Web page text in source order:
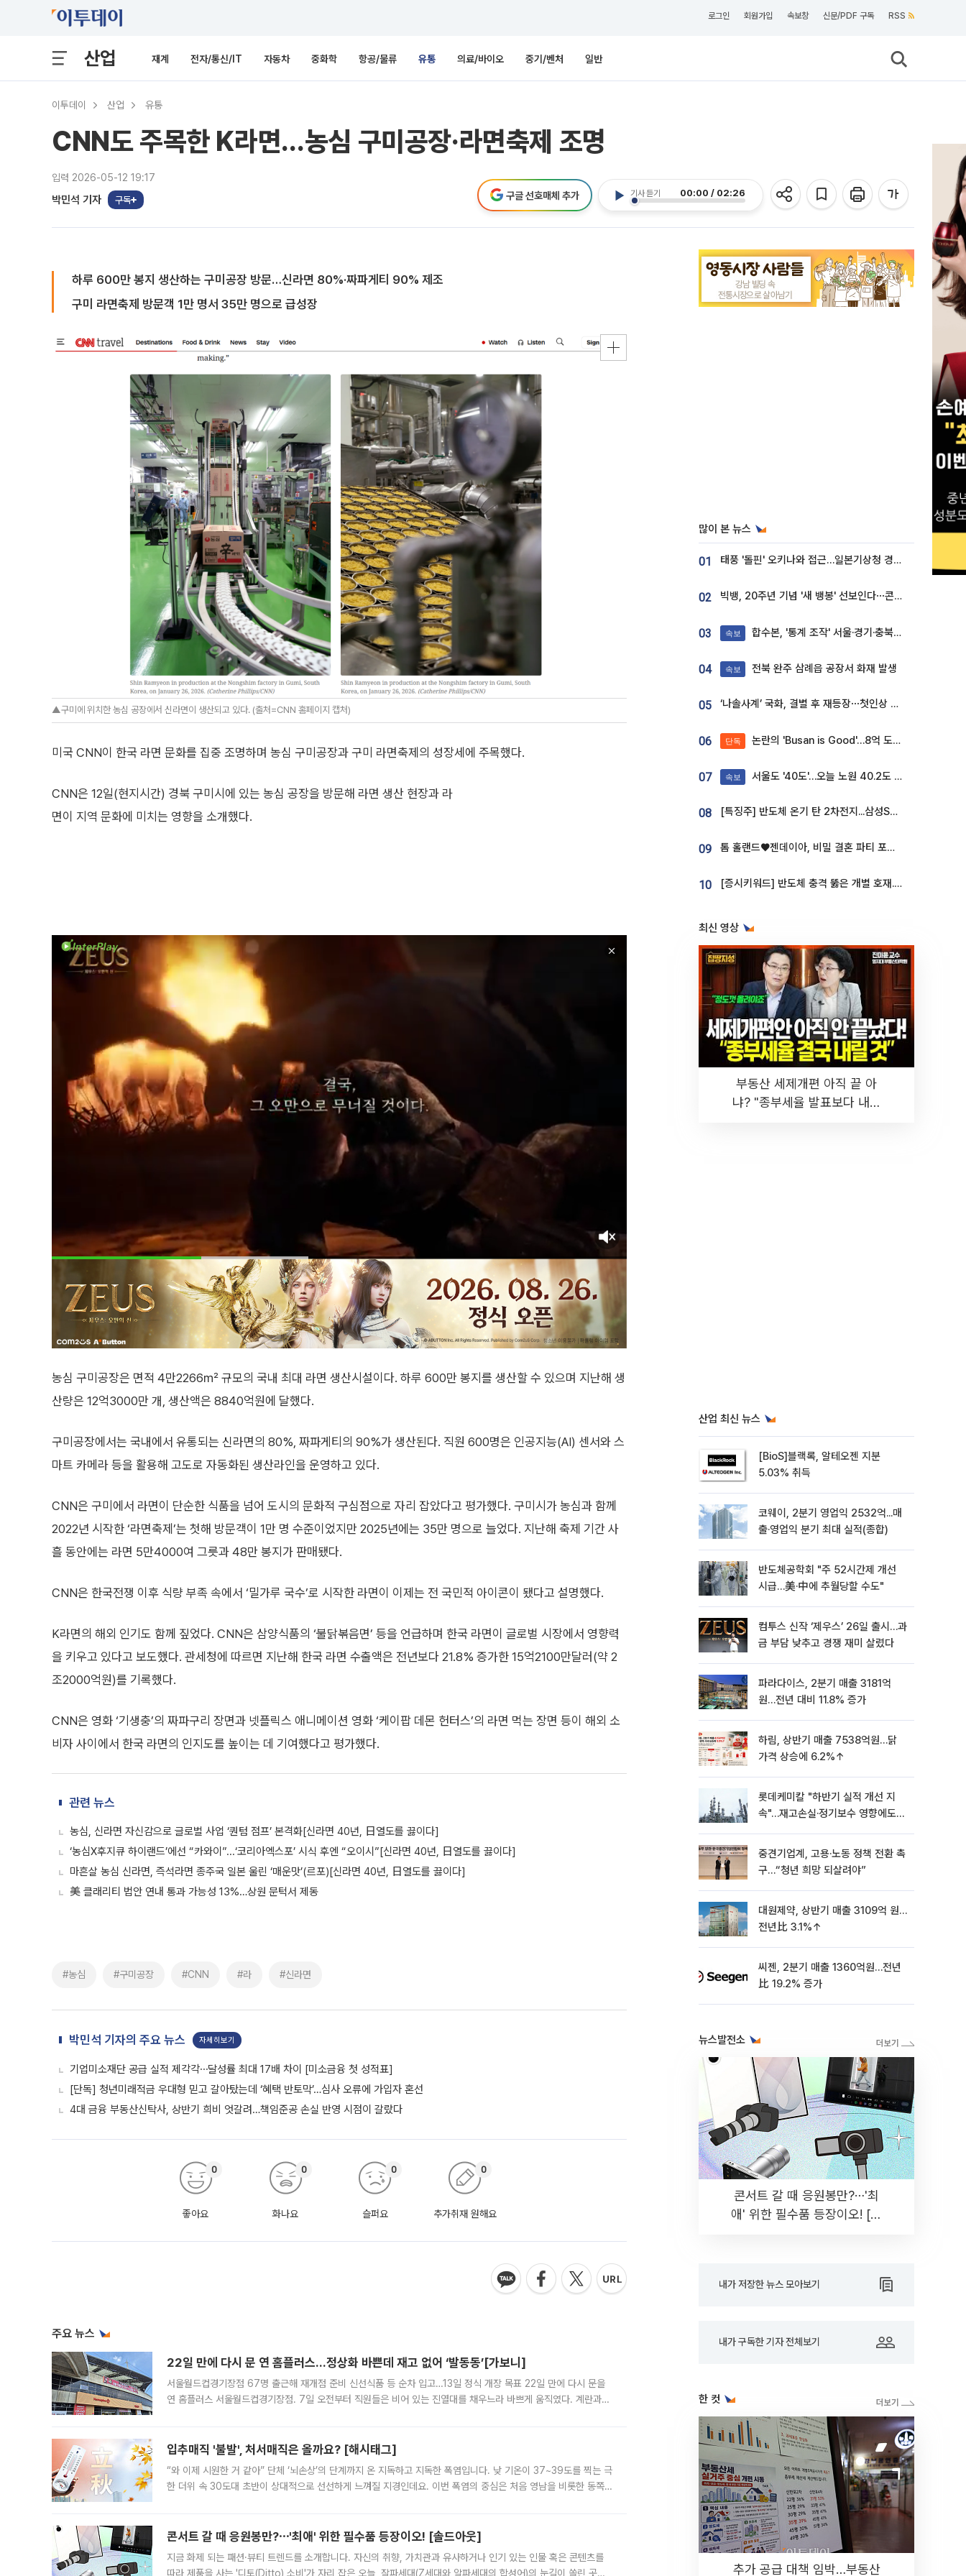
로그인 회원가입 속보창 신문/PDF 구독 RSS
산업 재계 전자/통신/IT 자동차 중화학 항공/물류 유통 의료/바이오 중기/벤처 일반
이투데이 산업 유통
CNN도 주목한 K라면…농심 구미공장·라면축제 조명
입력 2026-05-12 19:17
박민석 기자 구독
기사 듣기 00:00 / 02:26
구글 선호매체 추가
하루 600만 봉지 생산하는 구미공장 방문…신라면 80%·짜파게티 90% 제조
구미 라면축제 방문객 1만 명서 35만 명으로 급성장
▲구미에 위치한 농심 공장에서 신라면이 생산되고 있다. (출처=CNN 홈페이지 캡처)
미국 CNN이 한국 라면 문화를 집중 조명하며 농심 구미공장과 구미 라면축제의 성장세에 주목했다.
CNN은 12일(현지시간) 경북 구미시에 있는 농심 공장을 방문해 라면 생산 현장과 라
면이 지역 문화에 미치는 영향을 소개했다.
농심 구미공장은 면적 4만2266㎡ 규모의 국내 최대 라면 생산시설이다. 하루 600만 봉지를 생산할 수 있으며 지난해 생
산량은 12억3000만 개, 생산액은 8840억원에 달했다.
구미공장에서는 국내에서 유통되는 신라면의 80%, 짜파게티의 90%가 생산된다. 직원 600명은 인공지능(AI) 센서와 스
마트 카메라 등을 활용해 고도로 자동화된 생산라인을 운영하고 있다.
CNN은 구미에서 라면이 단순한 식품을 넘어 도시의 문화적 구심점으로 자리 잡았다고 평가했다. 구미시가 농심과 함께
2022년 시작한 ‘라면축제’는 첫해 방문객이 1만 명 수준이었지만 2025년에는 35만 명으로 늘었다. 지난해 축제 기간 사
흘 동안에는 라면 5만4000여 그릇과 48만 봉지가 판매됐다.
CNN은 한국전쟁 이후 식량 부족 속에서 ‘밀가루 국수’로 시작한 라면이 이제는 전 국민적 아이콘이 됐다고 설명했다.
K라면의 해외 인기도 함께 짚었다. CNN은 삼양식품의 ‘불닭볶음면’ 등을 언급하며 한국 라면이 글로벌 시장에서 영향력
을 키우고 있다고 보도했다. 관세청에 따르면 지난해 한국 라면 수출액은 전년보다 21.8% 증가한 15억2100만달러(약 2
조2000억원)를 기록했다.
CNN은 영화 ‘기생충’의 짜파구리 장면과 넷플릭스 애니메이션 영화 ‘케이팝 데몬 헌터스’의 라면 먹는 장면 등이 해외 소
비자 사이에서 한국 라면의 인지도를 높이는 데 기여했다고 평가했다.
관련 뉴스
농심, 신라면 자신감으로 글로벌 사업 ‘퀀텀 점프’ 본격화[신라면 40년, 日열도를 끓이다]
‘농심X후지큐 하이랜드’에선 “카와이”...‘코리아엑스포’ 시식 후엔 “오이시”[신라면 40년, 日열도를 끓이다]
마흔살 농심 신라면, 즉석라면 종주국 일본 울린 ‘매운맛’(르포)[신라면 40년, 日열도를 끓이다]
美 클래리티 법안 연내 통과 가능성 13%…상원 문턱서 제동
#농심 #구미공장 #CNN #라 #신라면
박민석 기자의 주요 뉴스 자세히보기
기업미소재단 공급 실적 제각각⋯달성률 최대 17배 차이 [미소금융 첫 성적표]
[단독] 청년미래적금 우대형 믿고 갈아탔는데 ‘혜택 반토막’…심사 오류에 가입자 혼선
4대 금융 부동산신탁사, 상반기 희비 엇갈려…책임준공 손실 반영 시점이 갈랐다
좋아요
0
화나요
0
슬퍼요
0
추가취재 원해요
0
주요 뉴스
22일 만에 다시 문 연 홈플러스…정상화 바쁜데 재고 없어 ‘발동동’[가보니]
서울월드컵경기장점 67명 출근해 재개점 준비 신선식품 등 순차 입고…13일 정식 개장 목표 22일 만에 다시 문을
연 홈플러스 서울월드컵경기장점. 7일 오전부터 직원들은 비어 있는 진열대를 채우느라 바쁘게 움직였다. 계란과
입추매직 '불발', 처서매직은 올까요? [해시태그]
“와 이제 시원한 거 같아” 단체 ‘뇌손상’의 단계까지 온 지독하고 지독한 폭염입니다. 낮 기온이 37~39도를 찍는 극
한 더위 속 30도대 초반이 상대적으로 선선하게 느껴질 지경인데요. 이번 폭염의 중심은 처음 영남을 비롯한 동쪽
콘서트 갈 때 응원봉만?⋯'최애' 위한 필수품 등장이오! [솔드아웃]
지금 화제 되는 패션·뷰티 트렌드를 소개합니다. 자신의 취향, 가치관과 유사하거나 인기 있는 인물 혹은 콘텐츠를
따라 제품을 사는 '디토(Ditto) 소비'가 자리 잡은 오늘, 잘파세대(Z세대와 알파세대의 합성어)의 눈길이 쏠린 곳은
많이 본 뉴스
01 태풍 '돌핀' 오키나와 접근…일본기상청 경로 업데이트
02 빅뱅, 20주년 기념 '새 뱅봉' 선보인다⋯콘서트 앞두고 팝업 개최
03 속보 합수본, '통계 조작' 서울·경기·충북 선관위 등 추가 압수수색
04 속보 전북 완주 삼례읍 공장서 화재 발생
05 ‘나솔사계’ 국화, 결별 후 재등장⋯첫인상 투표 휩쓸고 ‘인기녀’ 등극
06 단독 논란의 'Busan is Good'…8억 도시브랜드, 용산 대통령실 CI 업체가 수행
07 속보 서울도 '40도'…오늘 노원 40.2도 기록
08 [특징주] 반도체 온기 탄 2차전지...삼성SDI, 장 초반 7% 넘게 껑충
09 톰 홀랜드♥젠데이아, 비밀 결혼 파티 포착⋯호텔 대관비만 9억
10 [증시키워드] 반도체 충격 뚫은 개별 호재...포스코퓨처엠·에코프로·한화솔루션 '눈길'
최신 영상
부동산 세제개편 아직 끝 아
냐? "종부세율 발표보다 내릴
산업 최신 뉴스
[BioS]블랙록, 알테오젠 지분
5.03% 취득
코웨이, 2분기 영업익 2532억...매
출·영업익 분기 최대 실적(종합)
반도체공학회 "주 52시간제 개선
시급…美·中에 추월당할 수도"
컴투스 신작 ‘제우스’ 26일 출시…과
금 부담 낮추고 경쟁 재미 살렸다
파라다이스, 2분기 매출 3181억
원…전년 대비 11.8% 증가
하림, 상반기 매출 7538억원…닭
가격 상승에 6.2%↑
롯데케미칼 "하반기 실적 개선 지
속"…재고손실·정기보수 영향에도
중견기업계, 고용·노동 정책 전환 촉
구…“청년 희망 되살려야”
대원제약, 상반기 매출 3109억 원…
전년比 3.1%↑
씨젠, 2분기 매출 1360억원…전년
比 19.2% 증가
뉴스발전소
콘서트 갈 때 응원봉만?⋯'최
애' 위한 필수품 등장이오! [솔
내가 저장한 뉴스 모아보기
내가 구독한 기자 전체보기
한 컷
추가 공급 대책 임박…부동산